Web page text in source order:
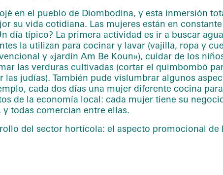
en el pueblo de Diombodina, y esta inmersión
su vida cotidiana. Las mujeres están en
día típico? La primera actividad es ir a buscar
la utilizan para cocinar y lavar (vajilla, ropa y
y «jardín Am Be Koun»), cuidar de los
las verduras cultivadas (cortar el quimbombó
judías). También pude vislumbrar algunos
cada dos días una mujer diferente cocina
de la economía local: cada mujer tiene su
todas comercian entre ellas.
del sector hortícola: el aspecto promocional de